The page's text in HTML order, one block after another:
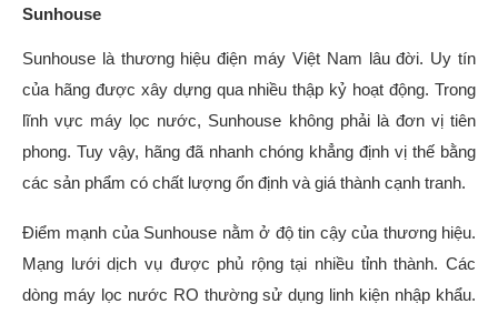
Sunhouse
Sunhouse là thương hiệu điện máy Việt Nam lâu đời. Uy tín
của hãng được xây dựng qua nhiều thập kỷ hoạt động. Trong
lĩnh vực máy lọc nước, Sunhouse không phải là đơn vị tiên
phong. Tuy vậy, hãng đã nhanh chóng khẳng định vị thế bằng
các sản phẩm có chất lượng ổn định và giá thành cạnh tranh.
Điểm mạnh của Sunhouse nằm ở độ tin cậy của thương hiệu.
Mạng lưới dịch vụ được phủ rộng tại nhiều tỉnh thành. Các
dòng máy lọc nước RO thường sử dụng linh kiện nhập khẩu.